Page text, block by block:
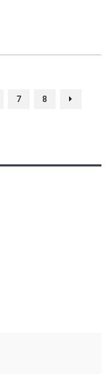
7 8